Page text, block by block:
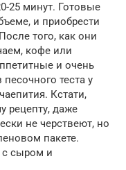
25 минут. Готовые
и приобрести
того, как они
кофе или
и очень
теста у
Кстати,
рецепту, даже
не черствеют, но
пакете.
с сыром и